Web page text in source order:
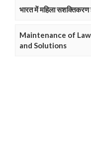
भारत में महिला सशक्तिकरण
Maintenance of
and Solutions